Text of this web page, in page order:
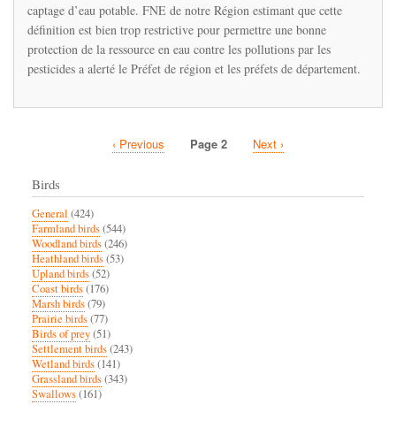
de
l’usage
des
pesticides!
captage d’eau potable. FNE de notre Région estimant que cette
définition est bien trop restrictive pour permettre une bonne
protection de la ressource en eau contre les pollutions par les
pesticides a alerté le Préfet de région et les préfets de département.
Previous
‹ Previous Page 2
Next
Next ›
Birds
General (424)
Farmland birds(544)
Woodland birds(246)
Heathland birds(53)
Upland birds(52)
Coast birds(176)
Marsh birds(79)
Prairie birds(77)
Birds of prey(51)
Settlement birds(243)
Wetland birds(141)
Grassland birds(343)
Swallows(161)